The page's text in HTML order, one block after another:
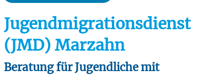
Jugendmigrationsdienst
(JMD) Marzahn
Beratung für Jugendliche mit